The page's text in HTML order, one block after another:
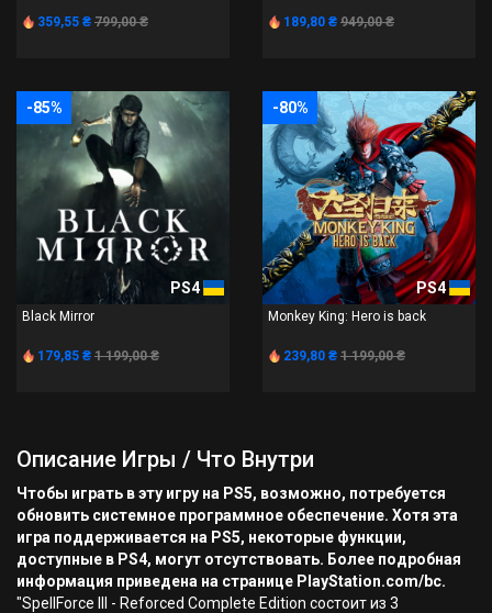
359,55 ₴ 799,00 ₴ 189,80 ₴ 949,00 ₴
-85%
PS4
Black Mirror
179,85 ₴ 1 199,00 ₴
-80%
PS4
Monkey King: Hero is back
239,80 ₴ 1 199,00 ₴
Описание Игры / Что Внутри
Чтобы играть в эту игру на PS5, возможно, потребуется
обновить системное программное обеспечение. Хотя эта
игра поддерживается на PS5, некоторые функции,
доступные в PS4, могут отсутствовать. Более подробная
информация приведена на странице PlayStation.com/bc.
"SpellForce III - Reforced Complete Edition состоит из 3